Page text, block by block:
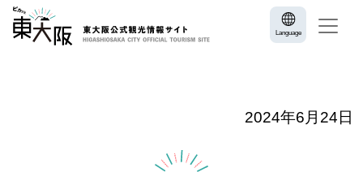
Language
2024年6月24日